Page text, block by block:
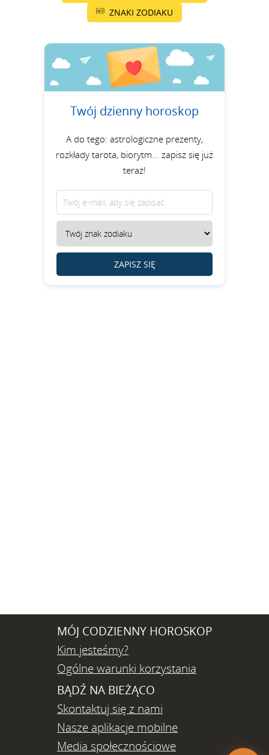
ZNAKI ZODIAKU
Twój dzienny horoskop
A do tego: astrologiczne prezenty,
rozkłady tarota, biorytm... zapisz się już
teraz!
ZAPISZ SIĘ
MÓJ CODZIENNY HOROSKOP
Kim jesteśmy?
Ogólne warunki korzystania
BĄDŹ NA BIEŻĄCO
Skontaktuj się z nami
Nasze aplikacje mobilne
Media społecznościowe